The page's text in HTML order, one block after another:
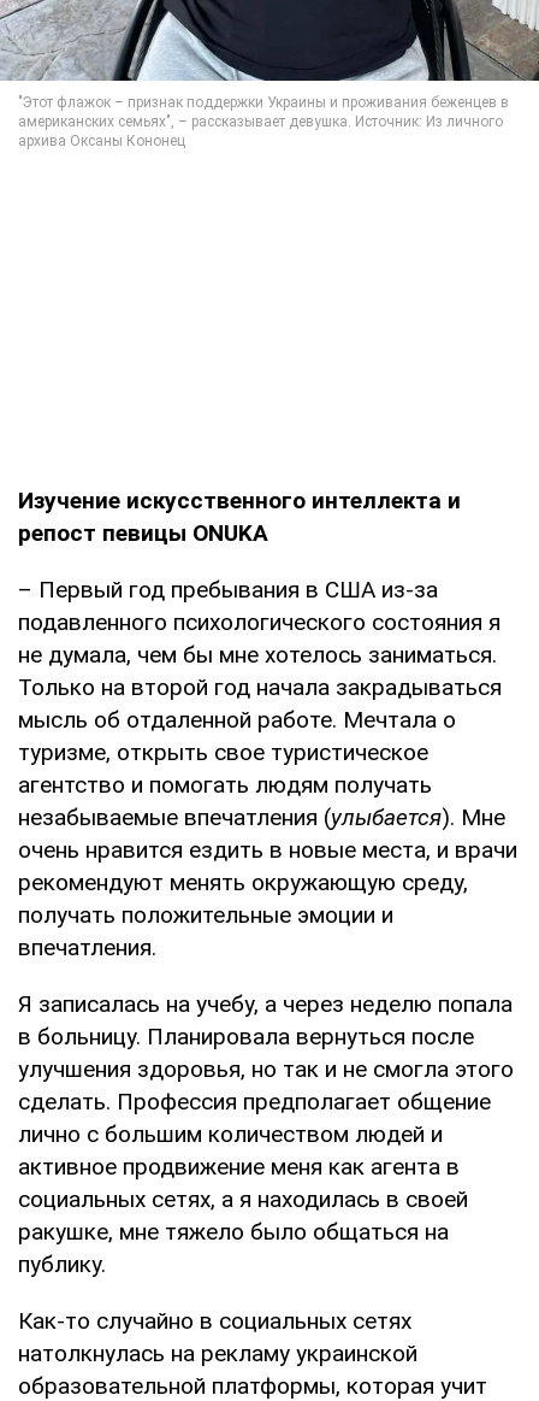
Изучение искусственного интеллекта и
репост певицы ONUKA
– Первый год пребывания в США из-за
подавленного психологического состояния я
не думала, чем бы мне хотелось заниматься.
Только на второй год начала закрадываться
мысль об отдаленной работе. Мечтала о
туризме, открыть свое туристическое
агентство и помогать людям получать
незабываемые впечатления (улыбается). Мне
очень нравится ездить в новые места, и врачи
рекомендуют менять окружающую среду,
получать положительные эмоции и
впечатления.
Я записалась на учебу, а через неделю попала
в больницу. Планировала вернуться после
улучшения здоровья, но так и не смогла этого
сделать. Профессия предполагает общение
лично с большим количеством людей и
активное продвижение меня как агента в
социальных сетях, а я находилась в своей
ракушке, мне тяжело было общаться на
публику.
Как-то случайно в социальных сетях
натолкнулась на рекламу украинской
образовательной платформы, которая учит